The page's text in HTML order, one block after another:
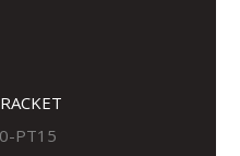
PT15